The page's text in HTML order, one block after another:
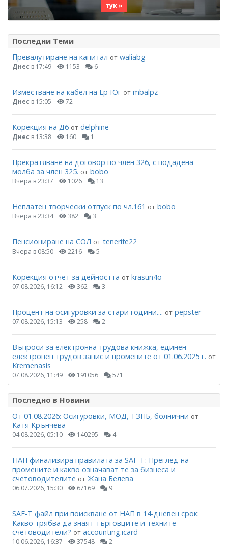
тук »
Последни Теми
Превалутиране на капитал от waliabg
Днес в 17:49 1153 6
Изместване на кабел на Ер Юг от mbalpz
Днес в 15:05 72
Корекция на Д6 от delphine
Днес в 13:38 160 1
Прекратяване на договор по член 326, с подадена
молба за член 325. от bobo
Вчера в 23:37 1026 13
Неплатен творчески отпуск по чл.161 от bobo
Вчера в 23:34 382 3
Пенсиониране на СОЛ от tenerife22
Вчера в 08:50 2216 5
Корекция отчет за дейността от krasun4o
07.08.2026, 16:12 362 3
Процент на осигуровки за стари години.... от pepster
07.08.2026, 15:13 258 2
Въпроси за електронна трудова книжка, единен
електронен трудов запис и промените от 01.06.2025 г. от
Kremenasis
07.08.2026, 11:49 191056 571
Последно в Новини
От 01.08.2026: Осигуровки, МОД, ТЗПБ, болнични от
Катя Крънчева
04.08.2026, 05:10 140295 4
НАП финализира правилата за SAF-T: Преглед на
промените и какво означават те за бизнеса и
счетоводителите от Жана Белева
06.07.2026, 15:30 67169 9
SAF-T файл при поискване от НАП в 14-дневен срок:
Какво трябва да знаят търговците и техните
счетоводители? от accounting.icard
10.06.2026, 16:37 37548 2